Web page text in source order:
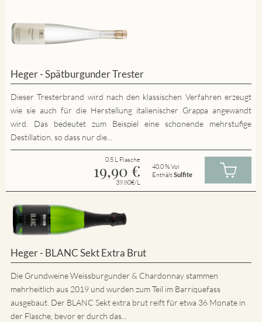
Heger - Spätburgunder Trester
Dieser Tresterbrand wird nach den klassischen Verfahren erzeugt
wie sie auch für die Herstellung italienischer Grappa angewandt
wird. Das bedeutet zum Beispiel eine schonende mehrstufige
Destillation, so dass nur die...
0.5 L Flasche
19,90 €
39.80€/L
40.0 % Vol
EnthältSulfite
Heger - BLANC Sekt Extra Brut
Die Grundweine Weissburgunder & Chardonnay stammen
mehrheitlich aus 2019 und wurden zum Teil im Barriquefass
ausgebaut. Der BLANC Sekt extra brut reift für etwa 36 Monate in
der Flasche, bevor er durch das...